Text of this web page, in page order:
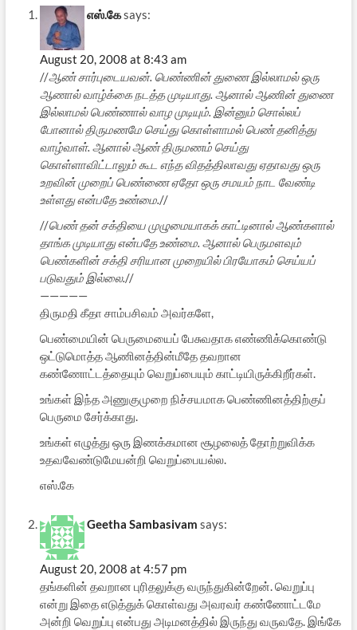
எஸ்.கேsays:
August 20, 2008 at 8:43 am
//ஆண் சார்புடையவன். பெண்ணின் துணை இல்லாமல் ஒரு
ஆணால் வாழ்க்கை நடத்த முடியாது. ஆனால் ஆணின் துணை
இல்லாமல் பெண்ணால் வாழ முடியும். இன்னும் சொல்லப்
போனால் திருமணமே செய்து கொள்ளாமல் பெண் தனித்து
வாழ்வாள். ஆனால் ஆண் திருமணம் செய்து
கொள்ளாவிட்டாலும் கூட எந்த விதத்திலாவது ஏதாவது ஒரு
உறவின் முறைப் பெண்ணை ஏதோ ஒரு சமயம் நாட வேண்டி
உள்ளது என்பதே உண்மை.//
//பெண் தன் சக்தியை முழுமையாகக் காட்டினால் ஆண்களால்
தாங்க முடியாது என்பதே உண்மை. ஆனால் பெருமளவும்
பெண்களின் சக்தி சரியான முறையில் பிரயோகம் செய்யப்
படுவதும் இல்லை.//
—————
திருமதி கீதா சாம்பசிவம் அவர்களே,
பெண்மையின் பெருமையைப் பேசுவதாக எண்ணிக்கொண்டு
ஒட்டுமொத்த ஆணினத்தின்மீதே தவறான
கண்ணோட்டத்தையும் வெறுப்பையும் காட்டியிருக்கிறீர்கள்.
உங்கள் இந்த அணுகுமுறை நிச்சயமாக பெண்ணினத்திற்குப்
பெருமை சேர்க்காது.
உங்கள் எழுத்து ஒரு இணக்கமான சூழலைத் தோற்றுவிக்க
உதவவேண்டுமேயன்றி வெறுப்பையல்ல.
எஸ்.கே
Geetha Sambasivam says:
August 20, 2008 at 4:57 pm
தங்களின் தவறான புரிதலுக்கு வருந்துகின்றேன். வெறுப்பு
என்று இதை எடுத்துக் கொள்வது அவரவர் கண்ணோட்டமே
அன்றி வெறுப்பு என்பது அடிமனத்தில் இருந்து வருவதே. இங்கே